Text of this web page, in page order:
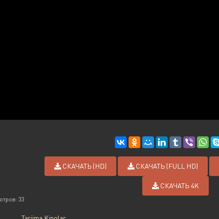
СКАЧАТЬ (HD) СКАЧАТЬ (FULL HD)
СКАЧАТЬ 4K
33